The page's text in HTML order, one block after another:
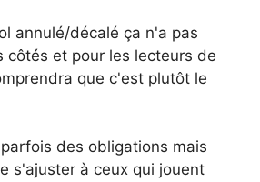
annulé/décalé ça n'a pas
côtés et pour les lecteurs de
que c'est plutôt le
des obligations mais
s'ajuster à ceux qui jouent